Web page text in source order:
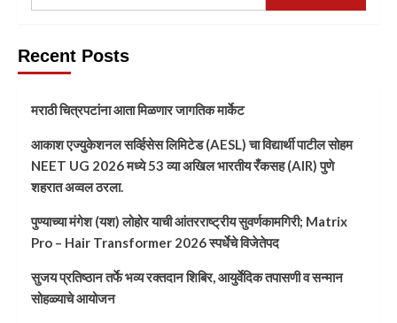
Recent Posts
मराठी चित्रपटांना आता मिळणार जागतिक मार्केट
आकाश एज्युकेशनल सर्व्हिसेस लिमिटेड (AESL) चा विद्यार्थी पाटील सोहम
NEET UG 2026 मध्ये 53 व्या अखिल भारतीय रँकसह (AIR) पुणे
शहरात अव्वल ठरला.
पुण्याच्या मंगेश (यश) लोहोर याची आंतरराष्ट्रीय सुवर्णकामगिरी; Matrix
Pro – Hair Transformer 2026 स्पर्धेचे विजेतेपद
सुजय प्रतिष्ठान तर्फे भव्य रक्तदान शिबिर, आयुर्वेदिक तपासणी व सन्मान
सोहळ्याचे आयोजन